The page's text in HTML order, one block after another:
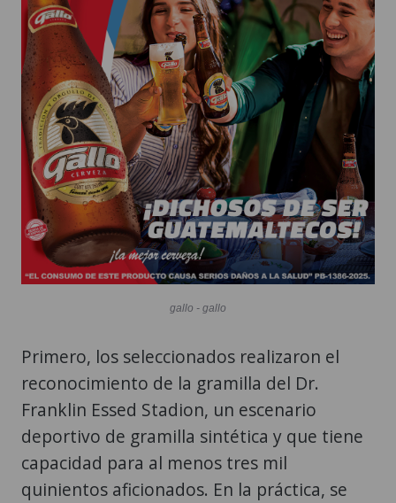
gallo - gallo
Primero, los seleccionados realizaron el
reconocimiento de la gramilla del Dr.
Franklin Essed Stadion, un escenario
deportivo de gramilla sintética y que tiene
capacidad para al menos tres mil
quinientos aficionados. En la práctica, se